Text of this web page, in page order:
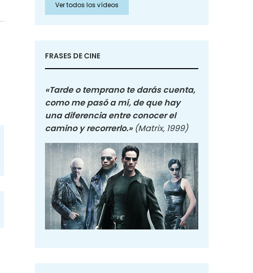
Aceptar cookies de Redes
Sociales
Ver todos los vídeos
FRASES DE CINE
«Tarde o temprano te darás cuenta,
como me pasó a mí, de que hay
una diferencia entre conocer el
camino y recorrerlo.» (Matrix, 1999)